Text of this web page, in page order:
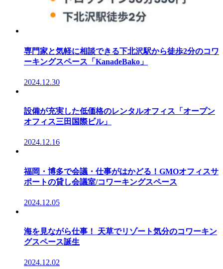
専門家と気軽に相談できる下北沢駅から徒歩2分のコワ
ーキングスペース「KanadeBako」
2024.12.30
設備が充実した低価格のレンタルオフィス「オープン
オフィス三田国際ビル」
2024.12.16
福岡・博多で会議・仕事がはかどる！GMOオフィスサ
ポートの貸し会議室/コワーキングスペース
2024.12.05
海を見ながら仕事！ 天草でリゾート気分のコワーキン
グスペース誕生
2024.12.02